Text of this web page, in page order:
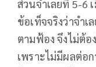
ส่วนจำเลยที่ 5-6
ข้อเท็จจริงว่าจำ
ตามฟ้อง จึงไม่ต้อ
เพราะไม่มีผลต่อ